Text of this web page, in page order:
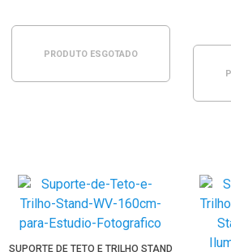
PRODUTO ESGOTADO
SUPORTE DE TETO E TRILHO STAND